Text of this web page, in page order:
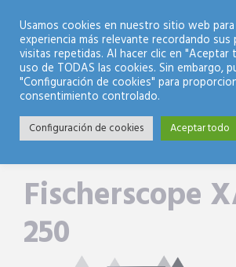
Fischerscope
250
Usamos cookies en nuestro sitio web
experiencia más relevante recordando
visitas repetidas. Al hacer clic en "Aceptar
uso de TODAS las cookies. Sin embargo,
"Configuración de cookies" para
consentimiento controlado.
Configuración de cookies Aceptar todo